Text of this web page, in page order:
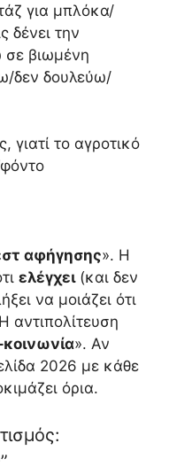
για μπλόκα/
δένει την
σε βιωμένη
δεν δουλεύω/
το αγροτικό
αφήγησης». Η
ελέγχει(και δεν
να μοιάζει ότι
». Αν
2026 με κάθε
όρια.